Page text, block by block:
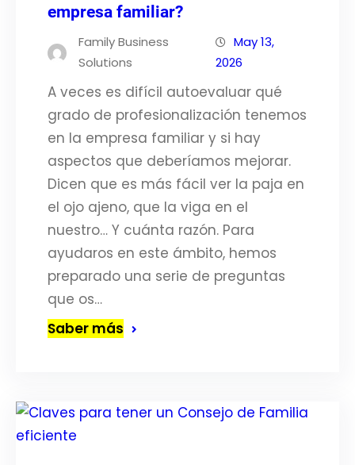
empresa familiar?
Family Business
Solutions
May 13,
2026
A veces es difícil autoevaluar qué
grado de profesionalización tenemos
en la empresa familiar y si hay
aspectos que deberíamos mejorar.
Dicen que es más fácil ver la paja en
el ojo ajeno, que la viga en el
nuestro… Y cuánta razón. Para
ayudaros en este ámbito, hemos
preparado una serie de preguntas
que os…
Saber más